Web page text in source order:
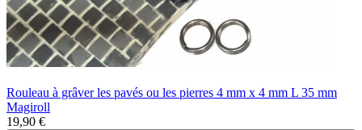
Rouleau à grâver les pavés ou les pierres 4 mm x 4 mm L 35 mm
Magiroll
19,90 €